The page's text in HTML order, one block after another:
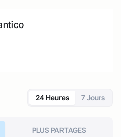
24 Heures 7 Jours
PLUS PARTAGES